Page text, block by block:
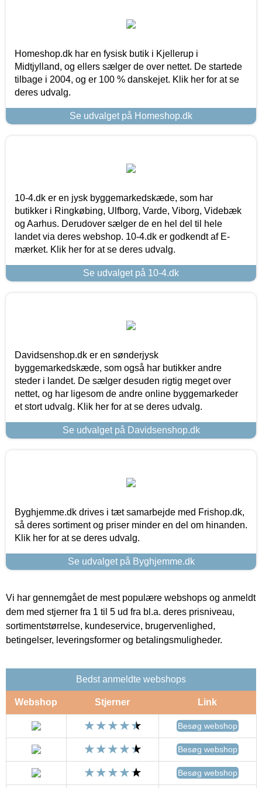
Homeshop.dk har en fysisk butik i Kjellerup i
Midtjylland, og ellers sælger de over nettet. De startede
tilbage i 2004, og er 100 % danskejet. Klik her for at se
deres udvalg.
Se udvalget på Homeshop.dk
10-4.dk er en jysk byggemarkedskæde, som har
butikker i Ringkøbing, Ulfborg, Varde, Viborg, Videbæk
og Aarhus. Derudover sælger de en hel del til hele
landet via deres webshop. 10-4.dk er godkendt af E-
mærket. Klik her for at se deres udvalg.
Se udvalget på 10-4.dk
Davidsenshop.dk er en sønderjysk
byggemarkedskæde, som også har butikker andre
steder i landet. De sælger desuden rigtig meget over
nettet, og har ligesom de andre online byggemarkeder
et stort udvalg. Klik her for at se deres udvalg.
Se udvalget på Davidsenshop.dk
Byghjemme.dk drives i tæt samarbejde med Frishop.dk,
så deres sortiment og priser minder en del om hinanden.
Klik her for at se deres udvalg.
Se udvalget på Byghjemme.dk
Vi har gennemgået de mest populære webshops og anmeldt
dem med stjerner fra 1 til 5 ud fra bl.a. deres prisniveau,
sortimentstørrelse, kundeservice, brugervenlighed,
betingelser, leveringsformer og betalingsmuligheder.
Bedst anmeldte webshops
Webshop Stjerner Link
Besøg webshop
Besøg webshop
Besøg webshop